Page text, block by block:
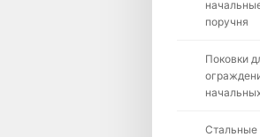
поручня
Поковки